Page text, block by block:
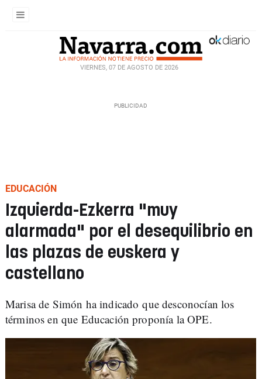
VIERNES, 07 DE AGOSTO DE 2026
EDUCACIÓN
Izquierda-Ezkerra "muy
alarmada" por el desequilibrio en
las plazas de euskera y
castellano
Marisa de Simón ha indicado que desconocían los
términos en que Educación proponía la OPE.